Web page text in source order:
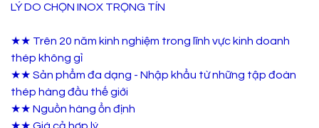
LÝ DO CHỌN INOX TRỌNG TÍN
★★ Trên 20 năm kinh nghiệm trong lĩnh vực kinh doanh
thép không gỉ
★★ Sản phẩm đa dạng - Nhập khẩu từ những tập đoàn
thép hàng đầu thế giới
★★ Nguồn hàng ổn định